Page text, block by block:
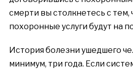
смерти вы столкнетесь с тем,
похоронные услуги будут на
История болезни ушедшего
минимум, три года. Если